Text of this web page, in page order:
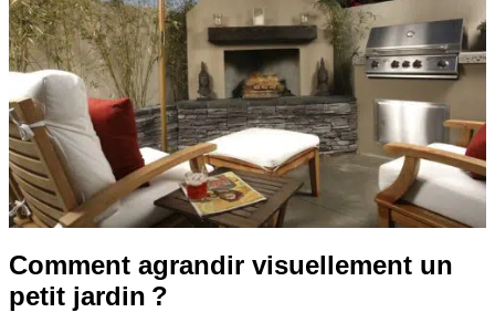
Comment agrandir visuellement un
petit jardin ?